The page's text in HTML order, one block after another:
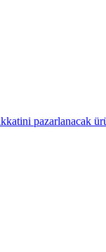
pazarlanacak